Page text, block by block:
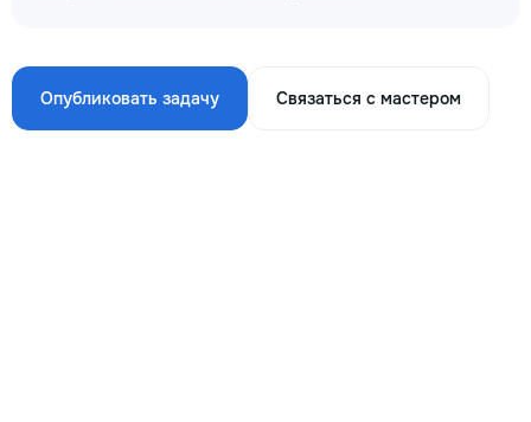
Опубликовать задачу Связаться с мастером